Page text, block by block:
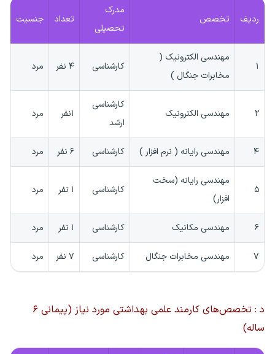
ردیف تخصص
مدرک
تحصیلی
تعداد جنسیت
۱
مهندسی الکترونیک (
مخابرات جنگال )
کارشناسی ۴ نفر مرد
۲ مهندسی الکترونیک
کارشناسی
ارشد
۱نفر مرد
۴ مهندسی رایانه ( نرم افزار ) کارشناسی ۶ نفر مرد
۵
مهندسی رایانه (سخت
افزار)
کارشناسی ۱ نفر مرد
۶ مهندسی مکانیک کارشناسی ۱ نفر مرد
۷ مهندسی مخابرات جنگال کارشناسی ۷ نفر مرد
د : تخصص‌های کارمند علمی بهداشتی مورد نیاز (پیمانی ۶
ساله)